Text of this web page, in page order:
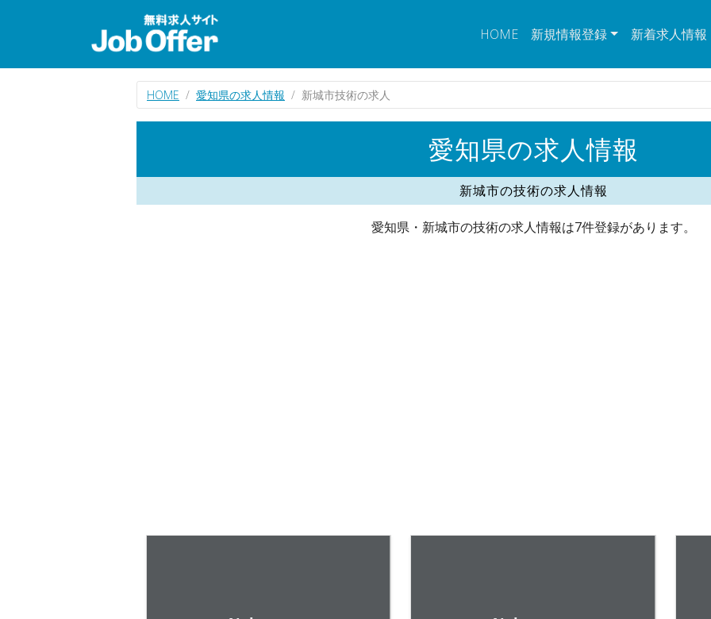
HOME 新規情報登録 新着求人情報
HOME 愛知県の求人情報 新城市技術の求人
愛知県の求人情報
新城市の技術の求人情報
愛知県・新城市の技術の求人情報は7件登録があります。